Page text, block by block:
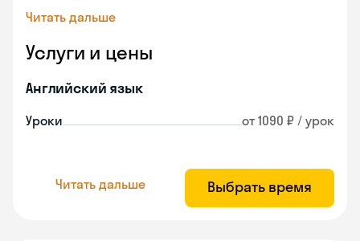
Читать дальше
Услуги и цены
Английский язык
Уроки от 1090 ₽ / урок
Читать дальше Выбрать время